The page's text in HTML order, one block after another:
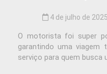
4 de julho de 2025
O motorista foi super
garantindo uma viagem
serviço para quem busca